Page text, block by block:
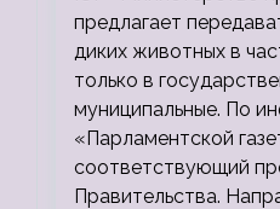
предлагает
диких животных в
только в
муниципальные. По
«Парламентской
соответствующий
Правительства.